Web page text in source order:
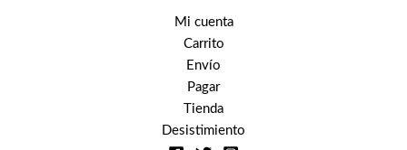
Mi cuenta
Carrito
Envío
Pagar
Tienda
Desistimiento